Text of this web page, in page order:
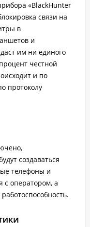
«BlackHunter
связи на
в
и
им ни единого
честной
и по
протоколу
создаваться
телефоны и
с оператором, а